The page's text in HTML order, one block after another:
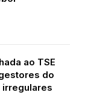
ao TSE
do
irregulares